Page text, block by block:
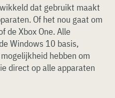
dat gebruikt maakt
Of het nou gaat om
de Xbox One. Alle
Windows 10 basis,
hebben om
direct op alle apparaten